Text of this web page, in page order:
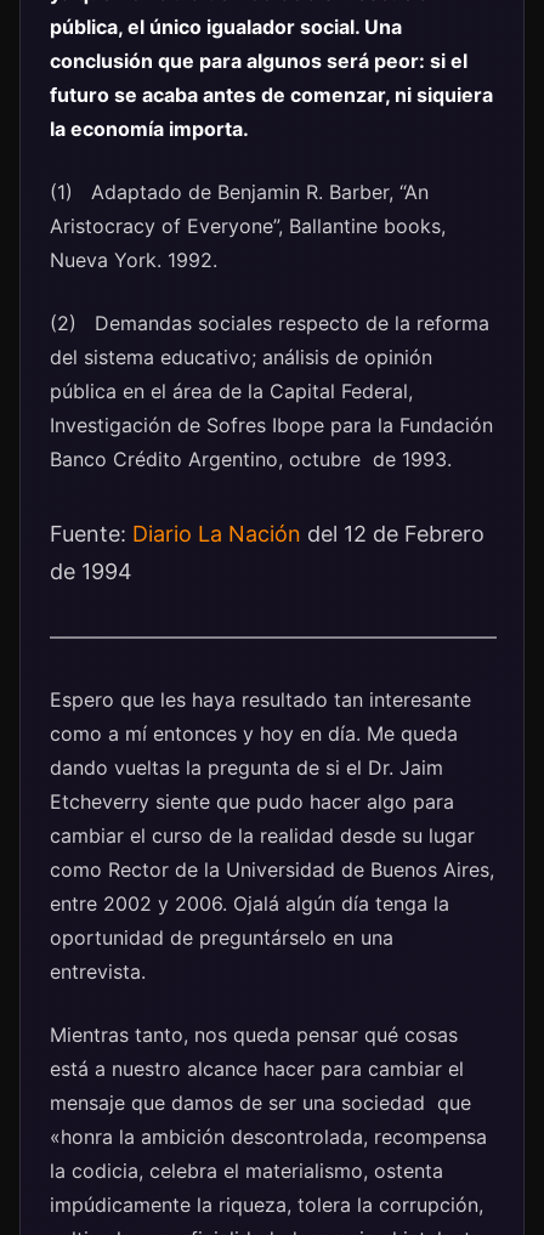
pública, el único igualador social. Una
conclusión que para algunos será peor: si el
futuro se acaba antes de comenzar, ni siquiera
la economía importa.
(1) Adaptado de Benjamin R. Barber, “An
Aristocracy of Everyone”, Ballantine books,
Nueva York. 1992.
(2) Demandas sociales respecto de la reforma
del sistema educativo; análisis de opinión
pública en el área de la Capital Federal,
Investigación de Sofres Ibope para la Fundación
Banco Crédito Argentino, octubre de 1993.
Fuente: Diario La Nación del 12 de Febrero
de 1994
———————————————————————
Espero que les haya resultado tan interesante
como a mí entonces y hoy en día. Me queda
dando vueltas la pregunta de si el Dr. Jaim
Etcheverry siente que pudo hacer algo para
cambiar el curso de la realidad desde su lugar
como Rector de la Universidad de Buenos Aires,
entre 2002 y 2006. Ojalá algún día tenga la
oportunidad de preguntárselo en una
entrevista.
Mientras tanto, nos queda pensar qué cosas
está a nuestro alcance hacer para cambiar el
mensaje que damos de ser una sociedad que
«honra la ambición descontrolada, recompensa
la codicia, celebra el materialismo, ostenta
impúdicamente la riqueza, tolera la corrupción,